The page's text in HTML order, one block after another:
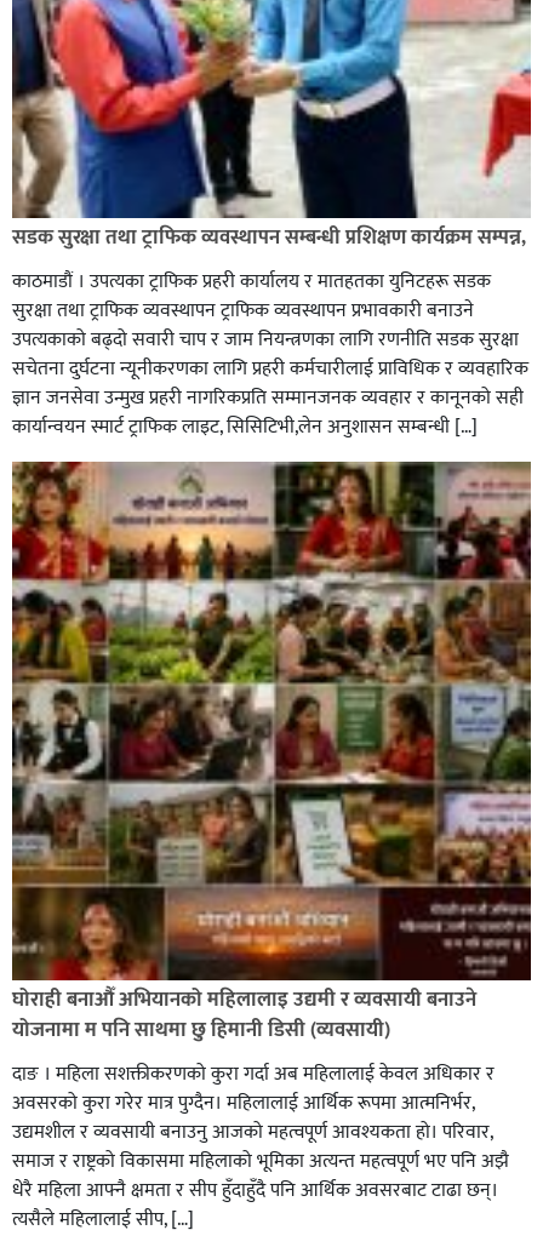
ग्यासमा कालोबजारी गरेको जनगुनासो गरेपछि जिल्लाका
सबैजसो डिलरमा प्रशासनले अनुगमन
कपिलवस्तु र अर्घाखाँचीको सिमानाका शिव भाइरल पहाड
लुम्बिनीको नयाँ पर्यटकीय हब बन्दै,
सडक सुरक्षा तथा ट्राफिक व्यवस्थापन सम्बन्धी प्रशिक्षण कार्यक्रम सम्पन्न,
काठमाडौं । उपत्यका ट्राफिक प्रहरी कार्यालय र मातहतका युनिटहरू सडक
सुरक्षा तथा ट्राफिक व्यवस्थापन ट्राफिक व्यवस्थापन प्रभावकारी बनाउने
उपत्यकाको बढ्दो सवारी चाप र जाम नियन्त्रणका लागि रणनीति सडक सुरक्षा
सचेतना दुर्घटना न्यूनीकरणका लागि प्रहरी कर्मचारीलाई प्राविधिक र व्यवहारिक
ज्ञान जनसेवा उन्मुख प्रहरी नागरिकप्रति सम्मानजनक व्यवहार र कानूनको सही
कार्यान्वयन स्मार्ट ट्राफिक लाइट, सिसिटिभी,लेन अनुशासन सम्बन्धी […]
घोराही बनाऔँ अभियानको महिलालाइ उद्यमी र व्यवसायी बनाउने
योजनामा म पनि साथमा छु हिमानी डिसी (व्यवसायी)
दाङ । महिला सशक्तीकरणको कुरा गर्दा अब महिलालाई केवल अधिकार र
अवसरको कुरा गरेर मात्र पुग्दैन। महिलालाई आर्थिक रूपमा आत्मनिर्भर,
उद्यमशील र व्यवसायी बनाउनु आजको महत्वपूर्ण आवश्यकता हो। परिवार,
समाज र राष्ट्रको विकासमा महिलाको भूमिका अत्यन्त महत्वपूर्ण भए पनि अझै
धेरै महिला आफ्नै क्षमता र सीप हुँदाहुँदै पनि आर्थिक अवसरबाट टाढा छन्।
त्यसैले महिलालाई सीप, […]